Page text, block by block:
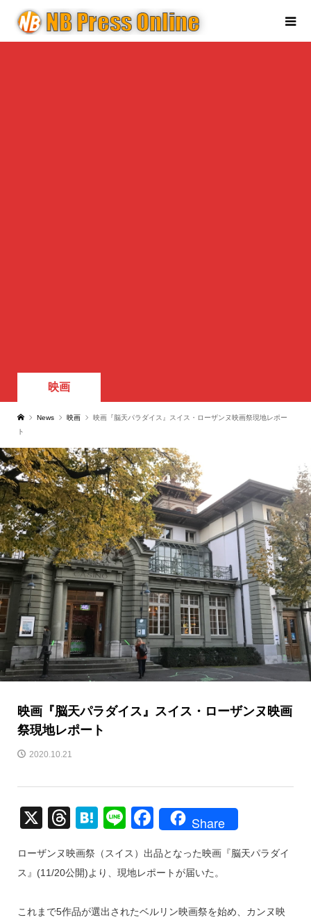
映画
News 映画
映画『脳天パラダイス』スイス・ローザンヌ映画祭現地レポー
ト
映画『脳天パラダイス』スイス・ローザンヌ映画
祭現地レポート
2020.10.21
X
T
e
a
d
H
e
n
a
Li
e
F
c
e
b
Share
ローザンヌ映画祭（スイス）出品となった映画『脳天パラダイ
ス』(11/20公開)より、現地レポートが届いた。
これまで5作品が選出されたベルリン映画祭を始め、カンヌ映